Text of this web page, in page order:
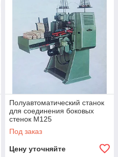
Полуавтоматический станок
для соединения боковых
стенок M125
Под заказ
Цену уточняйте